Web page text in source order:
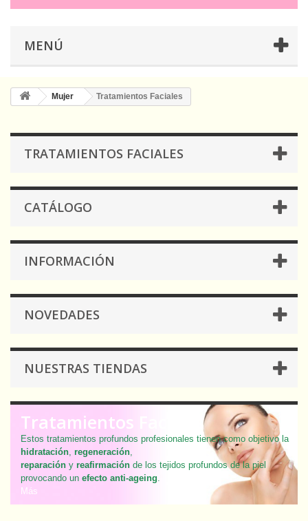
MENÚ
Mujer Tratamientos Faciales
TRATAMIENTOS FACIALES
CATÁLOGO
INFORMACIÓN
NOVEDADES
NUESTRAS TIENDAS
Tratamientos Faciales
Estos tratamientos profundos profesionales tienen como objetivo la
hidratación, regeneración,
reparación y reafirmación de los tejidos profundos de la piel
provocando un efecto anti-ageing.
Más